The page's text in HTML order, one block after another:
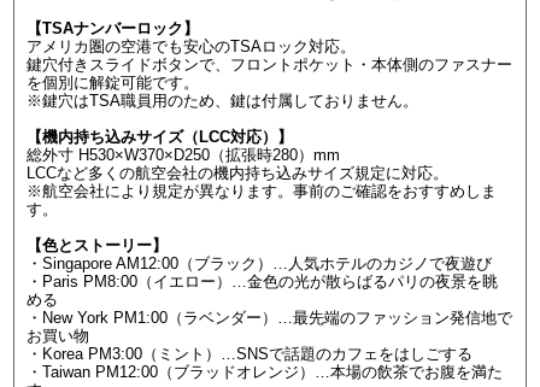
【TSAナンバーロック】
アメリカ圏の空港でも安心のTSAロック対応。
鍵穴付きスライドボタンで、フロントポケット・本体側のファスナー
を個別に解錠可能です。
※鍵穴はTSA職員用のため、鍵は付属しておりません。
【機内持ち込みサイズ（LCC対応）】
総外寸 H530×W370×D250（拡張時280）mm
LCCなど多くの航空会社の機内持ち込みサイズ規定に対応。
※航空会社により規定が異なります。事前のご確認をおすすめしま
す。
【色とストーリー】
・Singapore AM12:00（ブラック）…人気ホテルのカジノで夜遊び
・Paris PM8:00（イエロー）…金色の光が散らばるパリの夜景を眺
める
・New York PM1:00（ラベンダー）…最先端のファッション発信地で
お買い物
・Korea PM3:00（ミント）…SNSで話題のカフェをはしごする
・Taiwan PM12:00（ブラッドオレンジ）…本場の飲茶でお腹を満た